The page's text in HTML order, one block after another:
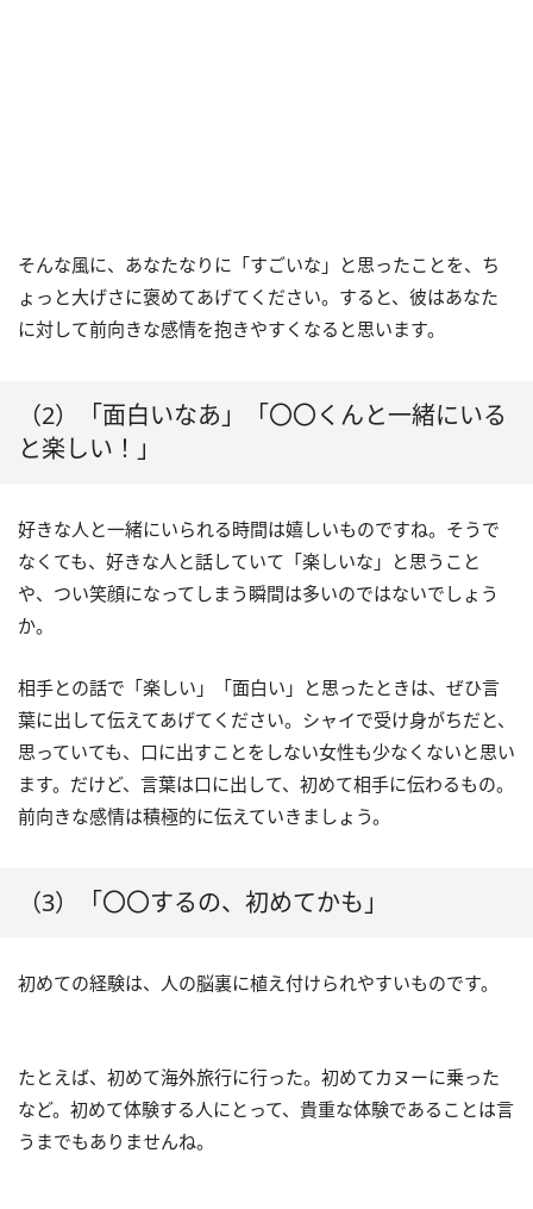
そんな風に、あなたなりに「すごいな」と思ったことを、ち
ょっと大げさに褒めてあげてください。すると、彼はあなた
に対して前向きな感情を抱きやすくなると思います。
（2）「面白いなあ」「〇〇くんと一緒にいる
と楽しい！」
好きな人と一緒にいられる時間は嬉しいものですね。そうで
なくても、好きな人と話していて「楽しいな」と思うこと
や、つい笑顔になってしまう瞬間は多いのではないでしょう
か。
相手との話で「楽しい」「面白い」と思ったときは、ぜひ言
葉に出して伝えてあげてください。シャイで受け身がちだと、
思っていても、口に出すことをしない女性も少なくないと思い
ます。だけど、言葉は口に出して、初めて相手に伝わるもの。
前向きな感情は積極的に伝えていきましょう。
（3）「〇〇するの、初めてかも」
初めての経験は、人の脳裏に植え付けられやすいものです。
たとえば、初めて海外旅行に行った。初めてカヌーに乗った
など。初めて体験する人にとって、貴重な体験であることは言
うまでもありませんね。